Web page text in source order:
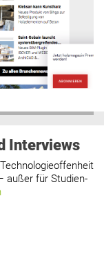
Interviews
außer für Studien-